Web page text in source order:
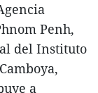
Penh,
del Instituto
a